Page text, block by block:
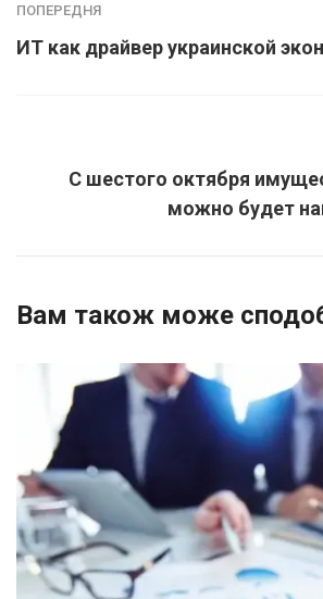
ПОПЕРЕДНЯ
ИТ как драйвер украинской
С шестого октября
можно будет
Вам також може